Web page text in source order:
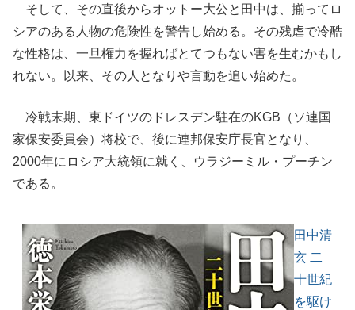
そして、その直後からオットー大公と田中は、揃ってロ
シアのある人物の危険性を警告し始める。その残虐で冷酷
な性格は、一旦権力を握ればとてつもない害を生むかもし
れない。以来、その人となりや言動を追い始めた。
冷戦末期、東ドイツのドレスデン駐在のKGB（ソ連国
家保安委員会）将校で、後に連邦保安庁長官となり、
2000年にロシア大統領に就く、ウラジーミル・プーチン
である。
田中清
玄 二
十世紀
を駆け